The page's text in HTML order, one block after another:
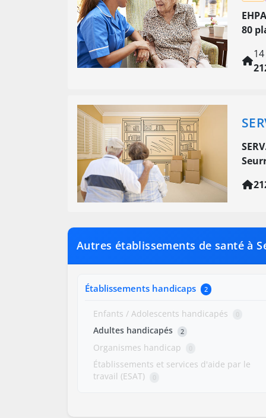
80
Autres établissements de santé à
Établissements handicaps 2
Enfants / Adolescents handicapés 0
Adultes handicapés 2
Organismes handicap 0
Établissements et services d'aide par le
travail (ESAT)
0